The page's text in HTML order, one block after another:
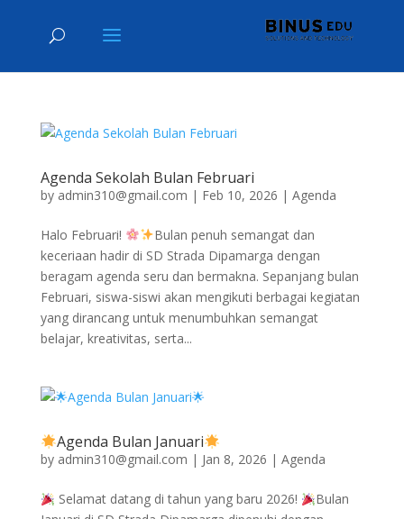
Agenda Sekolah Bulan Februari
by admin310@gmail.com | Feb 10, 2026 | Agenda
Halo Februari!
Bulan penuh semangat dan
keceriaan hadir di SD Strada Dipamarga dengan
beragam agenda seru dan bermakna. Sepanjang bulan
Februari, siswa-siswi akan mengikuti berbagai kegiatan
yang dirancang untuk menumbuhkan semangat
belajar, kreativitas, serta...
Agenda Bulan Januari
by admin310@gmail.com | Jan 8, 2026 | Agenda
Selamat datang di tahun yang baru 2026!
Bulan